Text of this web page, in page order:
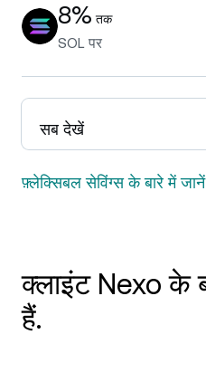
8% तक
SOL पर
सब देखें
फ़्लेक्सिबल सेविंग्स के बारे में जानें
क्लाइंट Nexo के
हैं.